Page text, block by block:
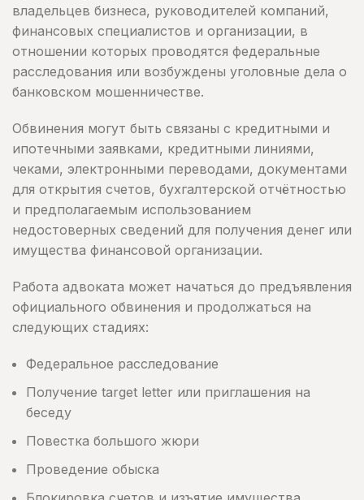
владельцев бизнеса, руководителей компаний,
финансовых специалистов и организации, в
отношении которых проводятся федеральные
расследования или возбуждены уголовные дела о
банковском мошенничестве.
Обвинения могут быть связаны с кредитными и
ипотечными заявками, кредитными линиями,
чеками, электронными переводами, документами
для открытия счетов, бухгалтерской отчётностью
и предполагаемым использованием
недостоверных сведений для получения денег или
имущества финансовой организации.
Работа адвоката может начаться до предъявления
официального обвинения и продолжаться на
следующих стадиях:
Федеральное расследование
Получение target letter или приглашения на
беседу
Повестка большого жюри
Проведение обыска